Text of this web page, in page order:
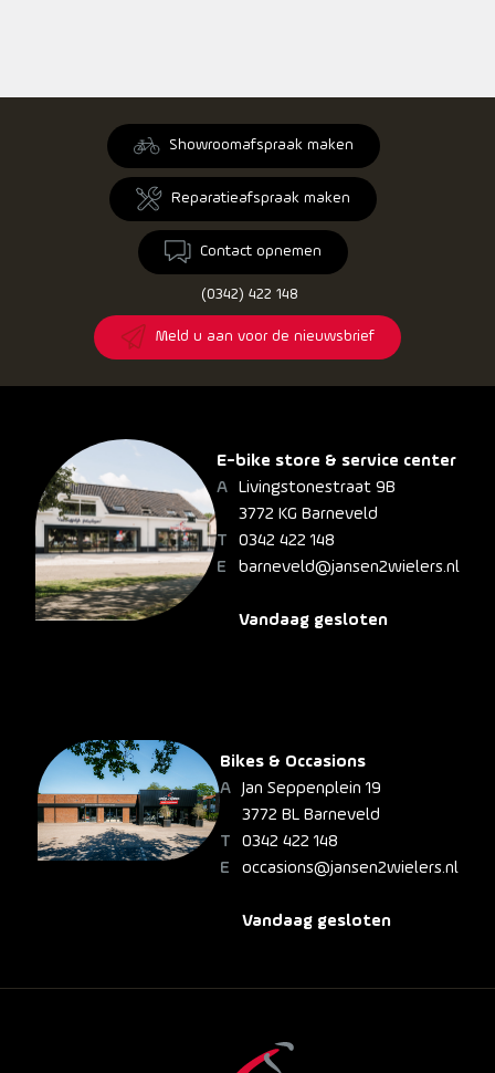
Showroomafspraak maken
Reparatieafspraak maken
Contact opnemen
(0342) 422 148
Meld u aan voor de nieuwsbrief
E-bike store & service center
Livingstonestraat 9B
3772 KG Barneveld
0342 422 148
barneveld@jansen2wielers.nl
Vandaag gesloten
Bikes & Occasions
Jan Seppenplein 19
3772 BL Barneveld
0342 422 148
occasions@jansen2wielers.nl
Vandaag gesloten